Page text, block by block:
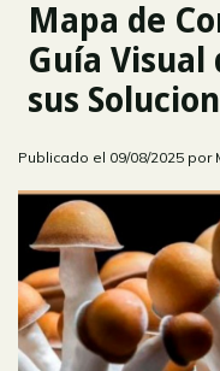
Mapa de
Guía Visual
sus
Publicado el 09/08/2025 por